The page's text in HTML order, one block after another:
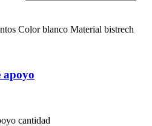
Color blanco Material bistrech
apoyo
cantidad